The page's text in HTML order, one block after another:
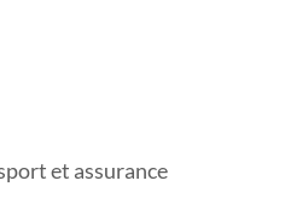
et assurance